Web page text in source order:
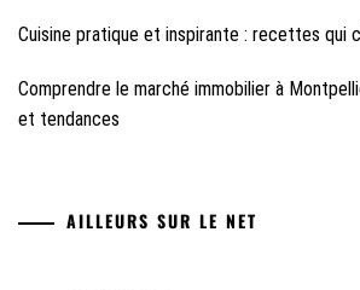
Cuisine pratique et inspirante : recettes qui
Comprendre le marché immobilier à
et tendances
AILLEURS SUR LE NET